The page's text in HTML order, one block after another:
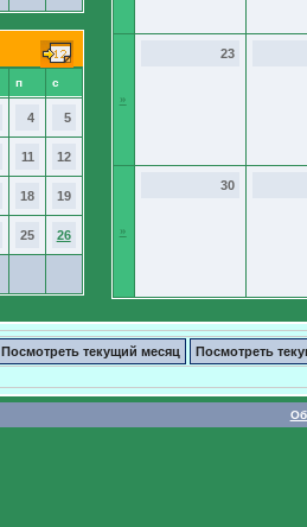
п с
4 5
11 12
18 19
25 26
»
23
»
30
Посмотреть текущий месяц Посмотреть